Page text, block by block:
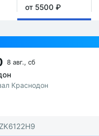
от 5500 ₽
8 авг., сб
Краснодон